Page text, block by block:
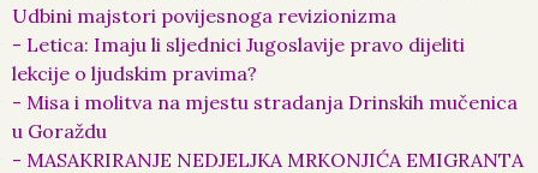
Udbini majstori povijesnoga revizionizma
- Letica: Imaju li sljednici Jugoslavije pravo dijeliti
lekcije o ljudskim pravima?
- Misa i molitva na mjestu stradanja Drinskih mučenica
u Goraždu
- MASAKRIRANJE NEDJELJKA MRKONJIĆA EMIGRANTA